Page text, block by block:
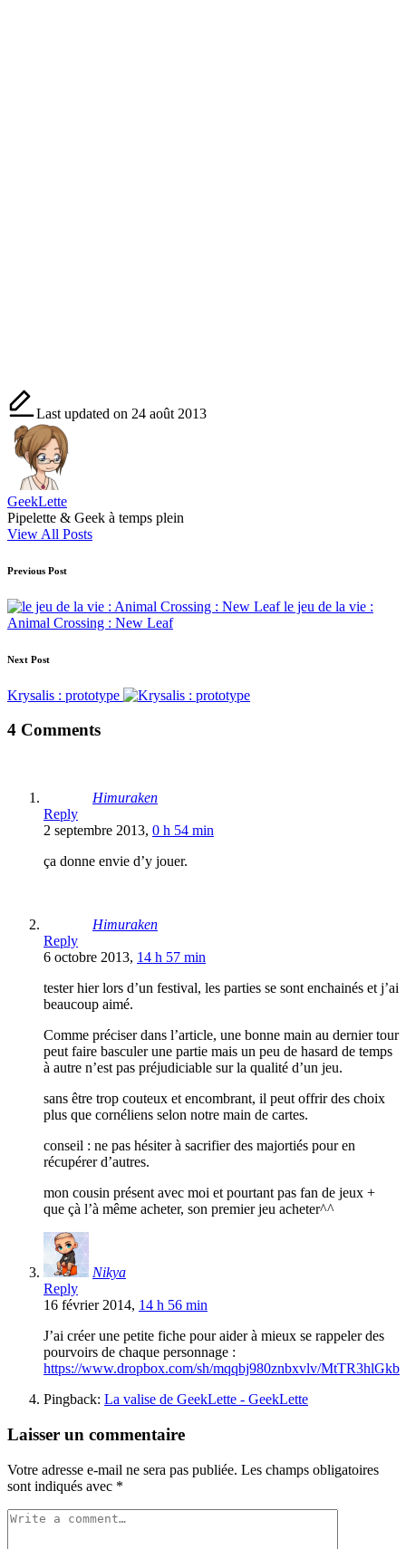
Last updated on 24 août 2013
GeekLette
Pipelette & Geek à temps plein
View All Posts
Post
navigation
Previous Post
le jeu de la vie :
Animal Crossing : New Leaf
Next Post
Krysalis : prototype
4 Comments
Himuraken
Reply
2 septembre 2013, 0 h 54 min
ça donne envie d’y jouer.
Himuraken
Reply
6 octobre 2013, 14 h 57 min
tester hier lors d’un festival, les parties se sont enchainés et j’ai
beaucoup aimé.
Comme préciser dans l’article, une bonne main au dernier tour
peut faire basculer une partie mais un peu de hasard de temps
à autre n’est pas préjudiciable sur la qualité d’un jeu.
sans être trop couteux et encombrant, il peut offrir des choix
plus que cornéliens selon notre main de cartes.
conseil : ne pas hésiter à sacrifier des majortiés pour en
récupérer d’autres.
mon cousin présent avec moi et pourtant pas fan de jeux +
que çà l’à même acheter, son premier jeu acheter^^
Nikya
Reply
16 février 2014, 14 h 56 min
J’ai créer une petite fiche pour aider à mieux se rappeler des
pourvoirs de chaque personnage :
https://www.dropbox.com/sh/mqqbj980znbxvlv/MtTR3hlGkb
Pingback: La valise de GeekLette - GeekLette
Laisser un commentaire
Votre adresse e-mail ne sera pas publiée. Les champs obligatoires
sont indiqués avec *